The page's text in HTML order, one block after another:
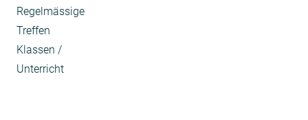
Regelmässige
Treffen
Klassen /
Unterricht